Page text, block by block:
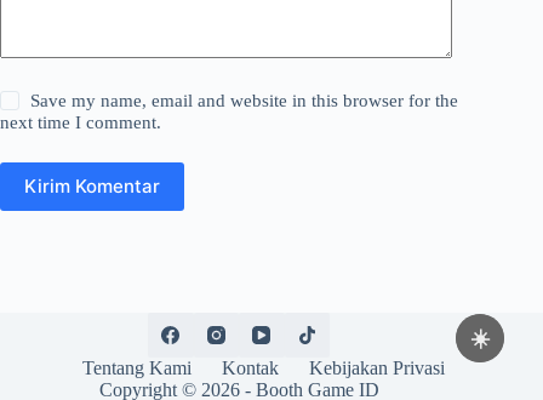
☀️
Save my name, email and website in this browser for the
next time I comment.
Kirim Komentar
Tentang Kami Kontak
Kebijakan Privasi
Copyright © 2026 - Booth Game ID